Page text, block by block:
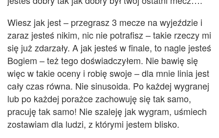
Wiesz jak jest – przegrasz 3 mecze na wyjeździe i
zaraz jesteś nikim, nic nie potrafisz – takie rzeczy mi
się już zdarzały. A jak jesteś w finale, to nagle jesteś
Bogiem –też tego doświadczyłem. Nie bawię się
więcw takie oceny i robię swoje –dla mnie linia jest
cały czas równa. Nie sinusoida. Po każdej wygranej
lub po każdej porażce zachowuję się tak samo,
pracuję tak samo! Nie szaleję jak wygram, uśmiech
zostawiam dla ludzi, z którymi jestem blisko.